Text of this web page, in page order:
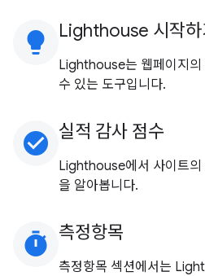
lightbulb Lighthouse 시작하
Lighthouse는 웹페이지의
수 있는 도구입니다.
check_circle 실적 감사 점수
Lighthouse에서 사이트의
을 알아봅니다.
timer 측정항목
측정항목 섹션에서는